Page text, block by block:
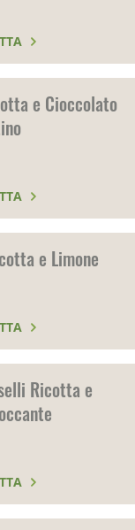
e Cioccolato
e Limone
Ricotta e